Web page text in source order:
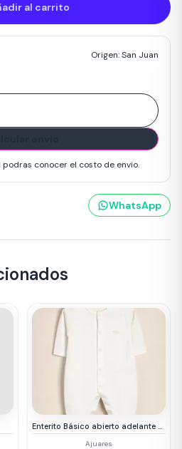
al carrito
Origen: San Juan
conocer el costo de envio.
WhatsApp
Enterito Básico abierto adelante Pima Basic Articulo: 46509C
Ajuares